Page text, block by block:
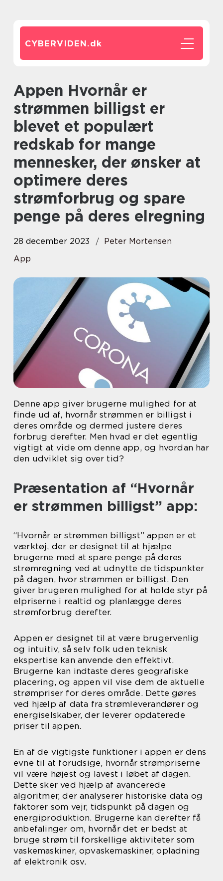
CYBERVIDEN.dk
Appen Hvornår er
strømmen billigst er
blevet et populært
redskab for mange
mennesker, der ønsker at
optimere deres
strømforbrug og spare
penge på deres elregning
28 december 2023
Peter Mortensen
App
Denne app giver brugerne mulighed for at
finde ud af, hvornår strømmen er billigst i
deres område og dermed justere deres
forbrug derefter. Men hvad er det egentlig
vigtigt at vide om denne app, og hvordan har
den udviklet sig over tid?
Præsentation af “Hvornår
er strømmen billigst” app:
“Hvornår er strømmen billigst” appen er et
værktøj, der er designet til at hjælpe
brugerne med at spare penge på deres
strømregning ved at udnytte de tidspunkter
på dagen, hvor strømmen er billigst. Den
giver brugeren mulighed for at holde styr på
elpriserne i realtid og planlægge deres
strømforbrug derefter.
Appen er designet til at være brugervenlig
og intuitiv, så selv folk uden teknisk
ekspertise kan anvende den effektivt.
Brugerne kan indtaste deres geografiske
placering, og appen vil vise dem de aktuelle
strømpriser for deres område. Dette gøres
ved hjælp af data fra strømleverandører og
energiselskaber, der leverer opdaterede
priser til appen.
En af de vigtigste funktioner i appen er dens
evne til at forudsige, hvornår strømpriserne
vil være højest og lavest i løbet af dagen.
Dette sker ved hjælp af avancerede
algoritmer, der analyserer historiske data og
faktorer som vejr, tidspunkt på dagen og
energiproduktion. Brugerne kan derefter få
anbefalinger om, hvornår det er bedst at
bruge strøm til forskellige aktiviteter som
vaskemaskiner, opvaskemaskiner, opladning
af elektronik osv.